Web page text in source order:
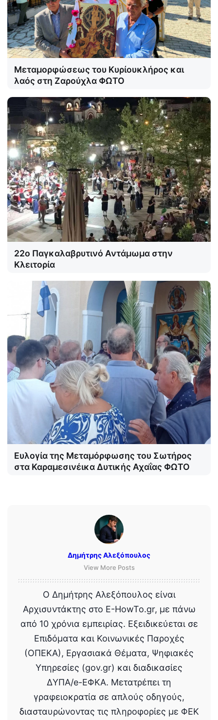
Μεταμορφώσεως του Κυρίουκλήρος και
λαός στη Ζαρούχλα ΦΩΤΟ
22ο Παγκαλαβρυτινό Αντάμωμα στην
Κλειτορία
Ευλογία της Μεταμόρφωσης του Σωτήρος
στα Καραμεσινέικα Δυτικής Αχαΐας ΦΩΤΟ
Δημήτρης Αλεξόπουλος
View More Posts
Ο Δημήτρης Αλεξόπουλος είναι
Αρχισυντάκτης στο E-HowTo.gr, με πάνω
από 10 χρόνια εμπειρίας. Εξειδικεύεται σε
Επιδόματα και Κοινωνικές Παροχές
(ΟΠΕΚΑ), Εργασιακά Θέματα, Ψηφιακές
Υπηρεσίες (gov.gr) και διαδικασίες
ΔΥΠΑ/e-ΕΦΚΑ. Μετατρέπει τη
γραφειοκρατία σε απλούς οδηγούς,
διασταυρώνοντας τις πληροφορίες με ΦΕΚ